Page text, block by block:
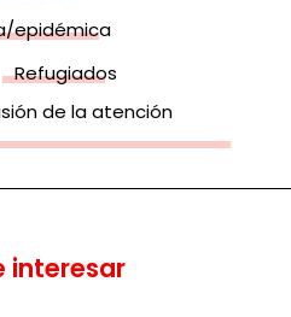
epidémica
Refugiados
de la atención
interesar